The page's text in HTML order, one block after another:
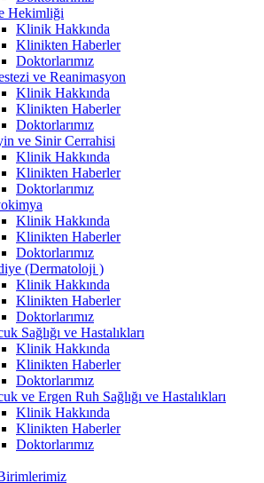
Hekimliği
Klinik Hakkında
Klinikten Haberler
Doktorlarımız
ve Reanimasyon
Klinik Hakkında
Klinikten Haberler
Doktorlarımız
ve Sinir Cerrahisi
Klinik Hakkında
Klinikten Haberler
Doktorlarımız
Klinik Hakkında
Klinikten Haberler
Doktorlarımız
(Dermatoloji )
Klinik Hakkında
Klinikten Haberler
Doktorlarımız
Sağlığı ve Hastalıkları
Klinik Hakkında
Klinikten Haberler
Doktorlarımız
ve Ergen Ruh Sağlığı ve Hastalıkları
Klinik Hakkında
Klinikten Haberler
Doktorlarımız